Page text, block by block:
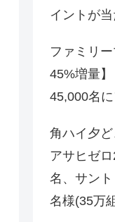
イントが
ファミリ
45%増量
45,000名
角ハイ夕ど
アサヒゼ
名、サン
名様(35万